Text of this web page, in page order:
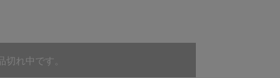
切れ中です。